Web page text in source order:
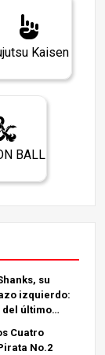
Kaisen
BALL
su
izquierdo:
del último
Cuatro
No.2